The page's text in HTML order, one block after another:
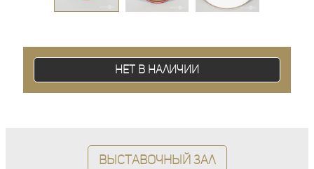
Нет в наличии
Выставочный зал